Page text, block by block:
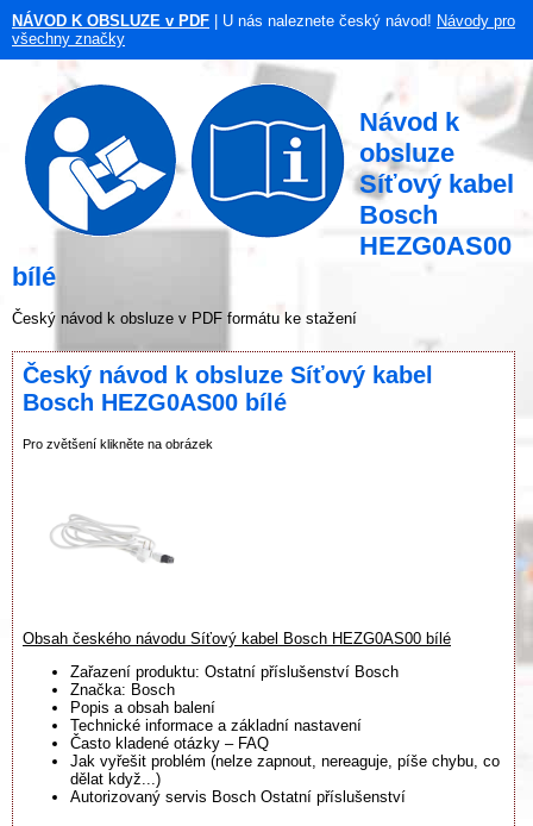
NÁVOD K OBSLUZE v PDF | U nás naleznete český návod! Návody pro
všechny značky
Návod k
obsluze
Síťový kabel
Bosch
HEZG0AS00
bílé
Český návod k obsluze v PDF formátu ke stažení
Český návod k obsluze Síťový kabel
Bosch HEZG0AS00 bílé
Pro zvětšení klikněte na obrázek
Obsah českého návodu Síťový kabel Bosch HEZG0AS00 bílé
Zařazení produktu: Ostatní příslušenství Bosch
Značka: Bosch
Popis a obsah balení
Technické informace a základní nastavení
Často kladené otázky – FAQ
Jak vyřešit problém (nelze zapnout, nereaguje, píše chybu, co
dělat když...)
Autorizovaný servis Bosch Ostatní příslušenství